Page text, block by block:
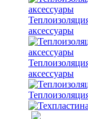
аксессуары
аксессуары